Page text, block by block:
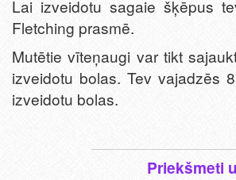
Lai izveidotu sagaie šķēpus
Fletching prasmē.
Mutētie vīteņaugi var tikt
izveidotu bolas. Tev vajadzēs
izveidotu bolas.
Priekšmeti